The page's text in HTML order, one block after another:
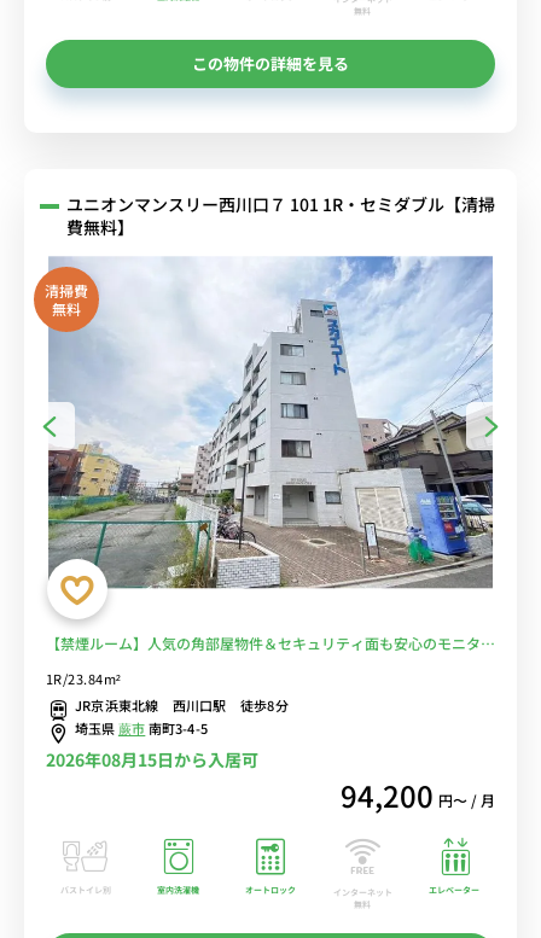
無料
この物件の詳細を見る
ユニオンマンスリー西川口７ 101 1R・セミダブル【清掃
費無料】
清掃費
無料
【禁煙ルーム】人気の角部屋物件＆セキュリティ面も安心のモニター
間営業スーパーマーケット・東武ストアあり■選べるWi-Fi格安レン
タル中！
1R/23.84m²
JR京浜東北線 西川口駅 徒歩8分
埼玉県蕨市南町3-4-5
2026年08月15日から入居可
94,200 円〜 / 月
バストイレ別 室内洗濯機 オートロック
インターネット
無料
エレベーター